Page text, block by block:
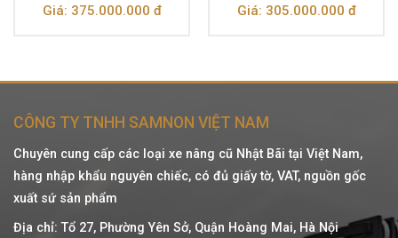
Giá: 375.000.000 đ
Giá: 305.000.000 đ
CÔNG TY TNHH SAMNON VIỆT NAM
Chuyên cung cấp các loại xe nâng cũ Nhật Bãi tại Việt Nam,
hàng nhập khẩu nguyên chiếc, có đủ giấy tờ, VAT, nguồn gốc
xuất sứ sản phẩm
Địa chỉ: Tổ 27, Phường Yên Sở, Quận Hoàng Mai, Hà Nội